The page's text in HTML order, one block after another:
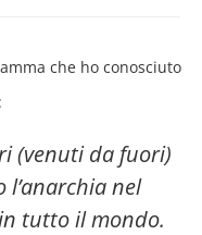
che ho conosciuto
(venuti da fuori)
l’anarchia nel
tutto il mondo.